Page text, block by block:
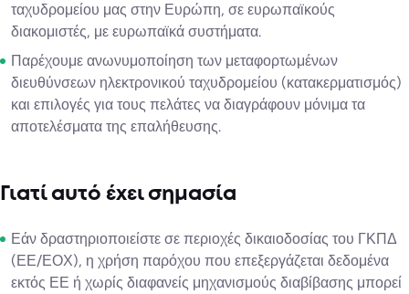
ταχυδρομείου μας στην Ευρώπη, σε ευρωπαϊκούς
διακομιστές, με ευρωπαϊκά συστήματα.
Παρέχουμε ανωνυμοποίηση των μεταφορτωμένων
διευθύνσεων ηλεκτρονικού ταχυδρομείου (κατακερματισμός)
και επιλογές για τους πελάτες να διαγράφουν μόνιμα τα
αποτελέσματα της επαλήθευσης.
Γιατί αυτό έχει σημασία
Εάν δραστηριοποιείστε σε περιοχές δικαιοδοσίας του ΓΚΠΔ
(ΕΕ/ΕΟΧ), η χρήση παρόχου που επεξεργάζεται δεδομένα
εκτός ΕΕ ή χωρίς διαφανείς μηχανισμούς διαβίβασης μπορεί